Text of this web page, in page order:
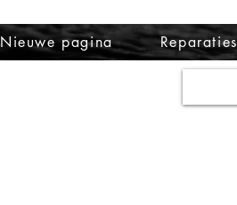
Nieuwe pagina Reparaties